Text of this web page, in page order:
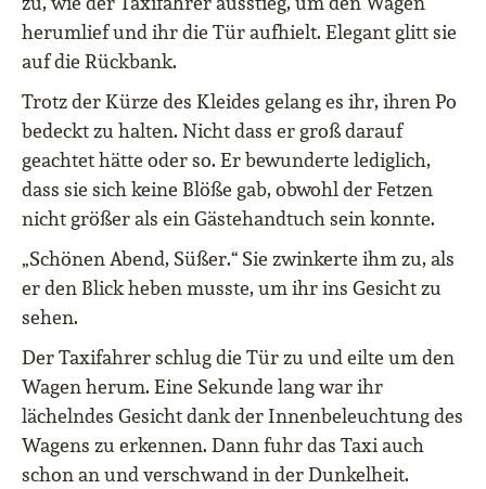
herumlief und ihr die Tür aufhielt. Elegant glitt sie
auf die Rückbank.
Trotz der Kürze des Kleides gelang es ihr, ihren Po
bedeckt zu halten. Nicht dass er groß darauf
geachtet hätte oder so. Er bewunderte lediglich,
dass sie sich keine Blöße gab, obwohl der Fetzen
nicht größer als ein Gästehandtuch sein konnte.
„Schönen Abend, Süßer.“ Sie zwinkerte ihm zu, als
er den Blick heben musste, um ihr ins Gesicht zu
sehen.
Der Taxifahrer schlug die Tür zu und eilte um den
Wagen herum. Eine Sekunde lang war ihr
lächelndes Gesicht dank der Innenbeleuchtung des
Wagens zu erkennen. Dann fuhr das Taxi auch
schon an und verschwand in der Dunkelheit.